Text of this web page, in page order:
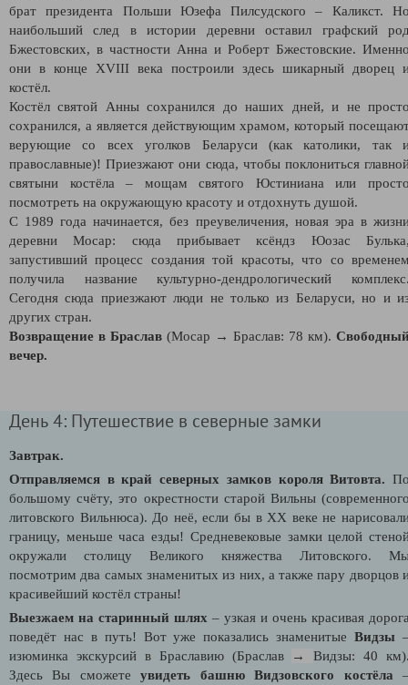
брат президента Польши Юзефа Пилсудского – Каликст.
наибольший след в истории деревни оставил графский
Бжестовских, в частности Анна и Роберт Бжестовские.
они в конце XVIII века построили здесь шикарный дворец
костёл.
Костёл святой Анны сохранился до наших дней, и не
сохранился, а является действующим храмом, который
верующие со всех уголков Беларуси (как католики, так
православные)! Приезжают они сюда, чтобы поклониться
святыни костёла – мощам святого Юстиниана или
посмотреть на окружающую красоту и отдохнуть душой.
С 1989 года начинается, без преувеличения, новая эра в
деревни Мосар: сюда прибывает ксёндз Юозас
запустивший процесс создания той красоты, что со
получила название культурно-дендрологический
Сегодня сюда приезжают люди не только из Беларуси, но и
других стран.
Возвращение в Браслав (Мосар → Браслав: 78 км).
вечер.
День 4: Путешествие в северные замки
Завтрак.
Отправляемся в край северных замков короля Витовта.
большому счёту, это окрестности старой Вильны
литовского Вильнюса). До неё, если бы в XX веке не
границу, меньше часа езды! Средневековые замки целой
окружали столицу Великого княжества Литовского.
посмотрим два самых знаменитых из них, а также пару дворцов
красивейший костёл страны!
Выезжаем на старинный шлях – узкая и очень красивая
поведёт нас в путь! Вот уже показались знаменитыеВидзы
изюминка экскурсий в Браславию (Браслав
→
Видзы: 40
Здесь Вы сможетеувидеть башню Видзовского костёла